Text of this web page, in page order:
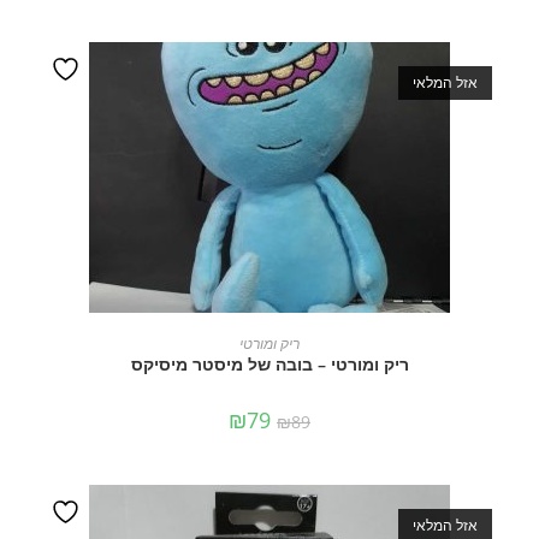
אזל המלאי
מידע נוסף
ריק ומורטי
ריק ומורטי – בובה של מיסטר מיסיקס
₪89
₪79
אזל המלאי